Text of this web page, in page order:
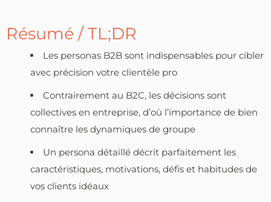
Résumé / TL;DR
Les personas B2B sont indispensables pour cibler
avec précision votre clientèle pro
Contrairement au B2C, les décisions sont
collectives en entreprise, d’où l’importance de bien
connaître les dynamiques de groupe
Un persona détaillé décrit parfaitement les
caractéristiques, motivations, défis et habitudes de
vos clients idéaux